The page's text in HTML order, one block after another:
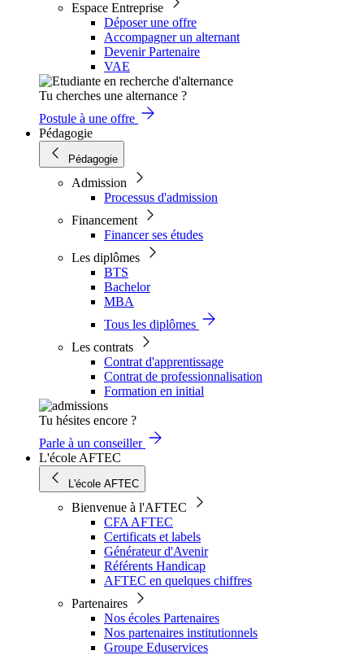
Espace Entreprise
Déposer une offre
Accompagner un alternant
Devenir Partenaire
VAE
Tu cherches une alternance ?
Postule à une offre
Pédagogie
Pédagogie
Admission
Processus d'admission
Financement
Financer ses études
Les diplômes
BTS
Bachelor
MBA
Tous les diplômes
Les contrats
Contrat d'apprentissage
Contrat de professionnalisation
Formation en initial
Tu hésites encore ?
Parle à un conseiller
L'école AFTEC
L'école AFTEC
Bienvenue à l'AFTEC
CFA AFTEC
Certificats et labels
Générateur d'Avenir
Référents Handicap
AFTEC en quelques chiffres
Partenaires
Nos écoles Partenaires
Nos partenaires institutionnels
Groupe Eduservices